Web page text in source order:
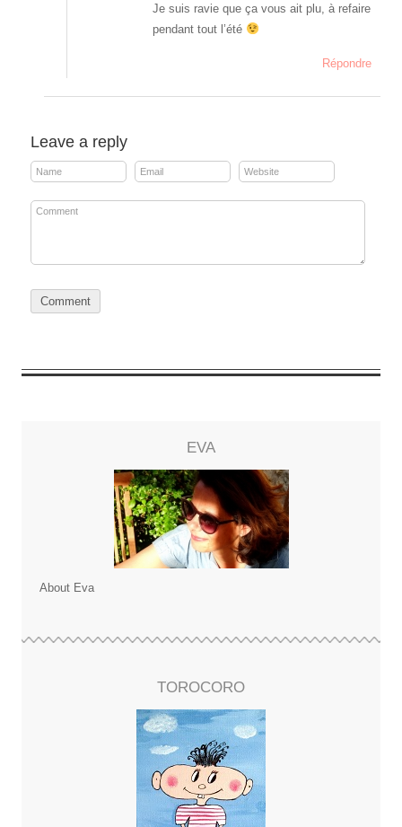
Je suis ravie que ça vous ait plu, à refaire
pendant tout l’été
Répondre
Leave a reply
EVA
About Eva
TOROCORO